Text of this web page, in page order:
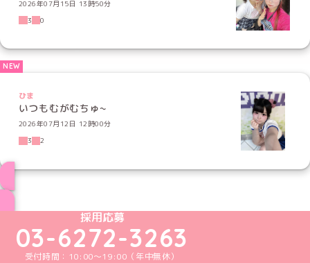
2026年07月15日 13時50分
3
0
ひま
いつもむがむちゅ~
2026年07月12日 12時00分
3
2
めいどりーみんTikTok公式アカウント
めいどりーみんX公式アカウント
めいどりーみんInstagram公式アカウント
めいどりーみんFacebook公式アカウン
めいどりーみんYouTube公式アカ
採用応募
03-6272-3263
受付時間：10:00～19:00（年中無休）